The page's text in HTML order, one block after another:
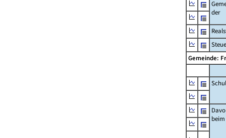
der
Gemeinde:
beim